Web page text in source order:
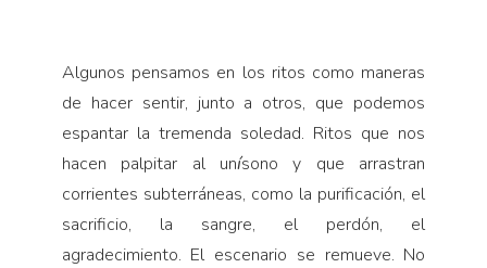
Algunos pensamos en los ritos como maneras
de hacer sentir, junto a otros, que podemos
espantar la tremenda soledad. Ritos que nos
hacen palpitar al unísono y que arrastran
corrientes subterráneas, como la purificación, el
sacrificio, la sangre, el perdón, el
agradecimiento. El escenario se remueve. No